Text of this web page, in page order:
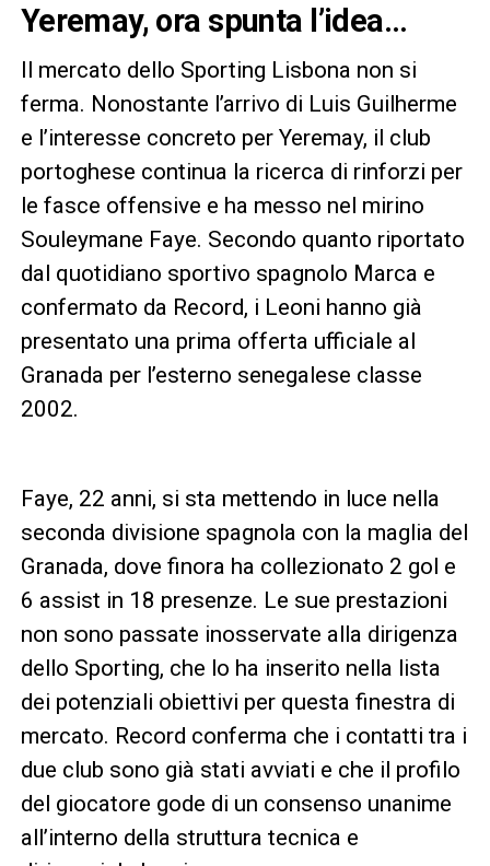
Yeremay, ora spunta l’idea…
Il mercato dello Sporting Lisbona non si
ferma. Nonostante l’arrivo di Luis Guilherme
e l’interesse concreto per Yeremay, il club
portoghese continua la ricerca di rinforzi per
le fasce offensive e ha messo nel mirino
Souleymane Faye. Secondo quanto riportato
dal quotidiano sportivo spagnolo Marca e
confermato da Record, i Leoni hanno già
presentato una prima offerta ufficiale al
Granada per l’esterno senegalese classe
2002.
Faye, 22 anni, si sta mettendo in luce nella
seconda divisione spagnola con la maglia del
Granada, dove finora ha collezionato 2 gol e
6 assist in 18 presenze. Le sue prestazioni
non sono passate inosservate alla dirigenza
dello Sporting, che lo ha inserito nella lista
dei potenziali obiettivi per questa finestra di
mercato. Record conferma che i contatti tra i
due club sono già stati avviati e che il profilo
del giocatore gode di un consenso unanime
all’interno della struttura tecnica e